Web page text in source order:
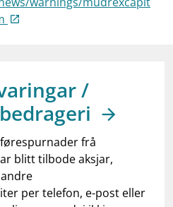
/
frå
blitt tilbode aksjar,
per telefon, e-post eller